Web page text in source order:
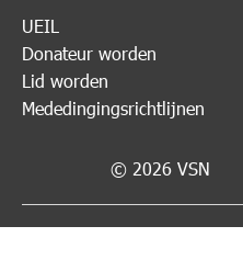
UEIL
Donateur worden
Lid worden
Mededingingsrichtlijnen
© 2026 VSN